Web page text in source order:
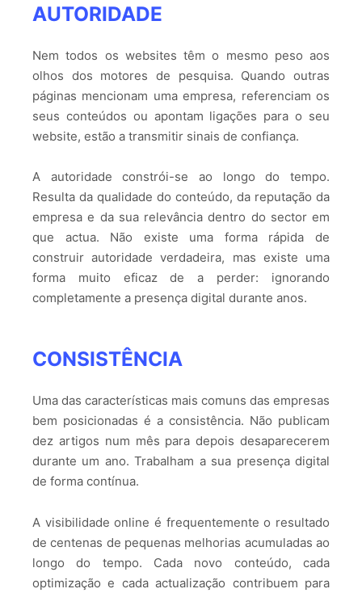
AUTORIDADE
Nem todos os websites têm o mesmo peso aos
olhos dos motores de pesquisa. Quando outras
páginas mencionam uma empresa, referenciam os
seus conteúdos ou apontam ligações para o seu
website, estão a transmitir sinais de confiança.
A autoridade constrói-se ao longo do tempo.
Resulta da qualidade do conteúdo, da reputação da
empresa e da sua relevância dentro do sector em
que actua. Não existe uma forma rápida de
construir autoridade verdadeira, mas existe uma
forma muito eficaz de a perder: ignorando
completamente a presença digital durante anos.
CONSISTÊNCIA
Uma das características mais comuns das empresas
bem posicionadas é a consistência. Não publicam
dez artigos num mês para depois desaparecerem
durante um ano. Trabalham a sua presença digital
de forma contínua.
A visibilidade online é frequentemente o resultado
de centenas de pequenas melhorias acumuladas ao
longo do tempo. Cada novo conteúdo, cada
optimização e cada actualização contribuem para